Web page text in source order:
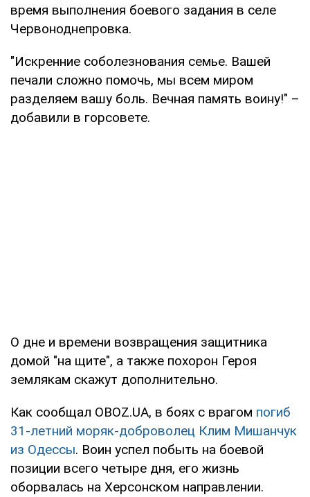
время выполнения боевого задания в селе
Червоноднепровка.
"Искренние соболезнования семье. Вашей
печали сложно помочь, мы всем миром
разделяем вашу боль. Вечная память воину!" –
добавили в горсовете.
О дне и времени возвращения защитника
домой "на щите", а также похорон Героя
землякам скажут дополнительно.
Как сообщал OBOZ.UA, в боях с врагом погиб
31-летний моряк-доброволец Клим Мишанчук
из Одессы. Воин успел побыть на боевой
позиции всего четыре дня, его жизнь
оборвалась на Херсонском направлении.